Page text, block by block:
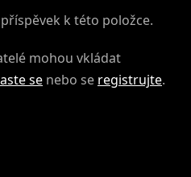
k této položce.
mohou vkládat
se nebo se registrujte.